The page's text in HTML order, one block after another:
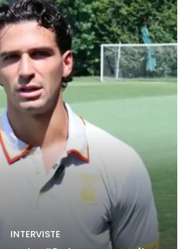
INTERVISTE